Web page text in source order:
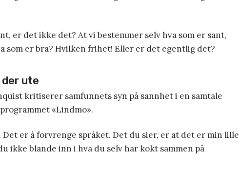
er det ikke det? At vi bestemmer selv hva som er sant,
som er bra? Hvilken frihet! Eller er det egentlig det?
ute
kritiserer samfunnets syn på sannhet i en samtale
«Lindmo».
er å forvrenge språket. Det du sier, er at det er min lille
ikke blande inn i hva du selv har kokt sammen på